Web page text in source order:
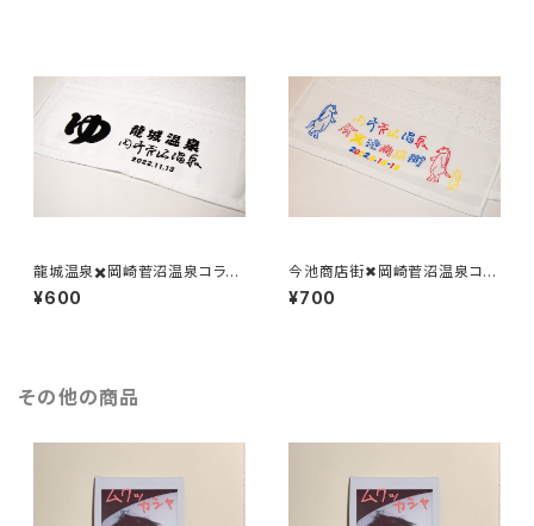
龍城温泉✖️岡崎菅沼温泉コラボ
温泉タオル
¥600
今池商店街✖︎岡崎菅沼温泉コラ
ボ温泉タオル
¥700
その他の商品